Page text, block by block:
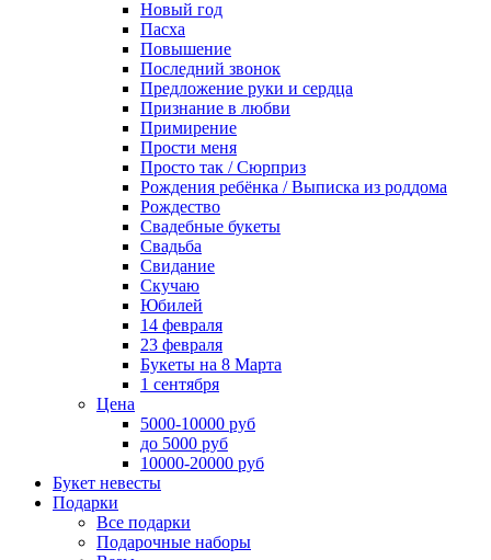
Новый год
Пасха
Повышение
Последний звонок
Предложение руки и сердца
Признание в любви
Примирение
Прости меня
Просто так / Сюрприз
Рождения ребёнка / Выписка из роддома
Рождество
Свадебные букеты
Свадьба
Свидание
Скучаю
Юбилей
14 февраля
23 февраля
Букеты на 8 Марта
1 сентября
Цена
5000-10000 руб
до 5000 руб
10000-20000 руб
Букет невесты
Подарки
Все подарки
Подарочные наборы